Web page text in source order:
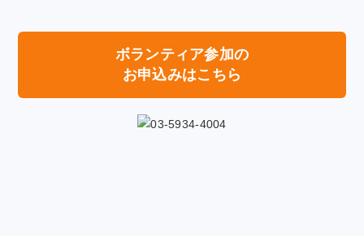
ボランティア参加の
お申込みはこちら